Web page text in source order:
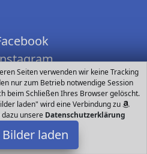
Seiten verwenden wir keine Tracking
nur zum Betrieb notwendige Session
beim Schließen Ihres Browser gelöscht.
laden" wird eine Verbindung zu
unsere Datenschutzerklärung
laden